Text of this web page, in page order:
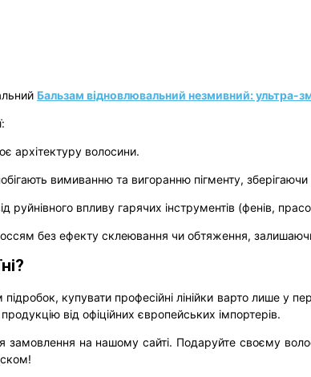
Бальзам відновлювальний незмивний: ультра-
архітектуру волосини.
вимиванню та вигоранню пігменту,
руйнівного впливу гарячих інструментів (фенів,
без ефекту склеювання чи обтяження,
купувати професійні лінійки варто лише у
від офіційних європейських імпортерів.
замовлення на нашому сайті. Подаруйте своєму